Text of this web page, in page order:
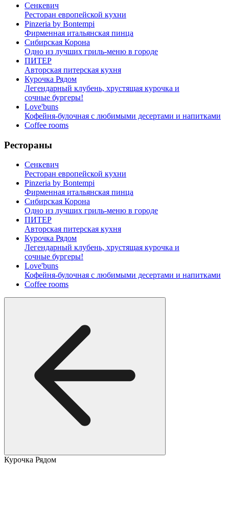
Сенкевич
Ресторан европейской кухни
Pinzeria by Bontempi
Фирменная итальянская пинца
Сибирская Корона
Одно из лучших гриль-меню в городе
ПИТЕР
Авторская питерская кухня
Курочка Рядом
Легендарный клубень, хрустящая курочка и
сочные бургеры!
Love'buns
Кофейня-булочная с любимыми десертами и напитками
Coffee rooms
Рестораны
Сенкевич
Ресторан европейской кухни
Pinzeria by Bontempi
Фирменная итальянская пинца
Сибирская Корона
Одно из лучших гриль-меню в городе
ПИТЕР
Авторская питерская кухня
Курочка Рядом
Легендарный клубень, хрустящая курочка и
сочные бургеры!
Love'buns
Кофейня-булочная с любимыми десертами и напитками
Coffee rooms
Курочка Рядом